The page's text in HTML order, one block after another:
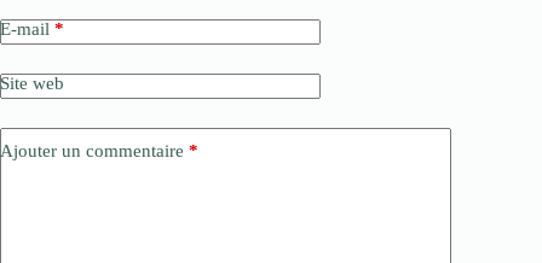
E-mail *
Site web
Ajouter un commentaire *